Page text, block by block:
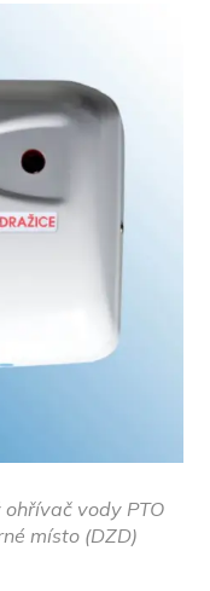
vody PTO
místo (DZD)